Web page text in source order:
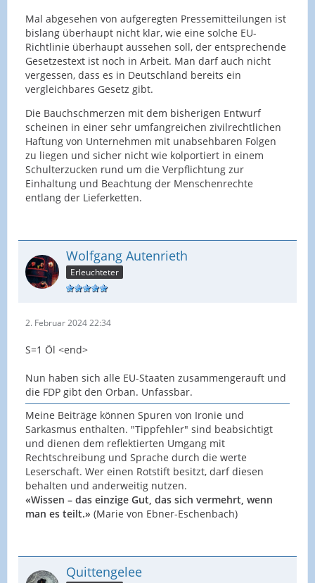
Mal abgesehen von aufgeregten Pressemitteilungen ist
bislang überhaupt nicht klar, wie eine solche EU-
Richtlinie überhaupt aussehen soll, der entsprechende
Gesetzestext ist noch in Arbeit. Man darf auch nicht
vergessen, dass es in Deutschland bereits ein
vergleichbares Gesetz gibt.
Die Bauchschmerzen mit dem bisherigen Entwurf
scheinen in einer sehr umfangreichen zivilrechtlichen
Haftung von Unternehmen mit unabsehbaren Folgen
zu liegen und sicher nicht wie kolportiert in einem
Schulterzucken rund um die Verpflichtung zur
Einhaltung und Beachtung der Menschenrechte
entlang der Lieferketten.
Wolfgang Autenrieth
Erleuchteter
2. Februar 2024 22:34
S=1 Öl <end>
Nun haben sich alle EU-Staaten zusammengerauft und
die FDP gibt den Orban. Unfassbar.
Meine Beiträge können Spuren von Ironie und
Sarkasmus enthalten. "Tippfehler" sind beabsichtigt
und dienen dem reflektierten Umgang mit
Rechtschreibung und Sprache durch die werte
Leserschaft. Wer einen Rotstift besitzt, darf diesen
behalten und anderweitig nutzen.
«Wissen – das einzige Gut, das sich vermehrt, wenn
man es teilt.» (Marie von Ebner-Eschenbach)
Quittengelee